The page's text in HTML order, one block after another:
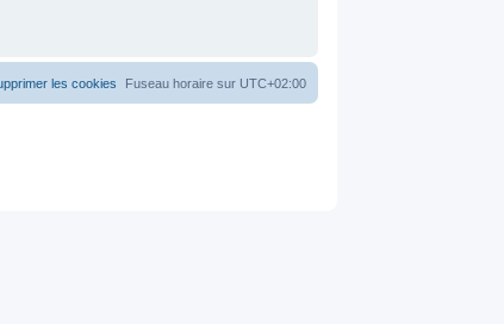
Fuseau horaire sur UTC+02:00
les cookies